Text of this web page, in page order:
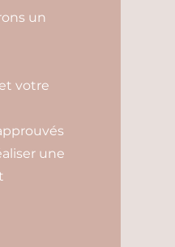
un
votre
une